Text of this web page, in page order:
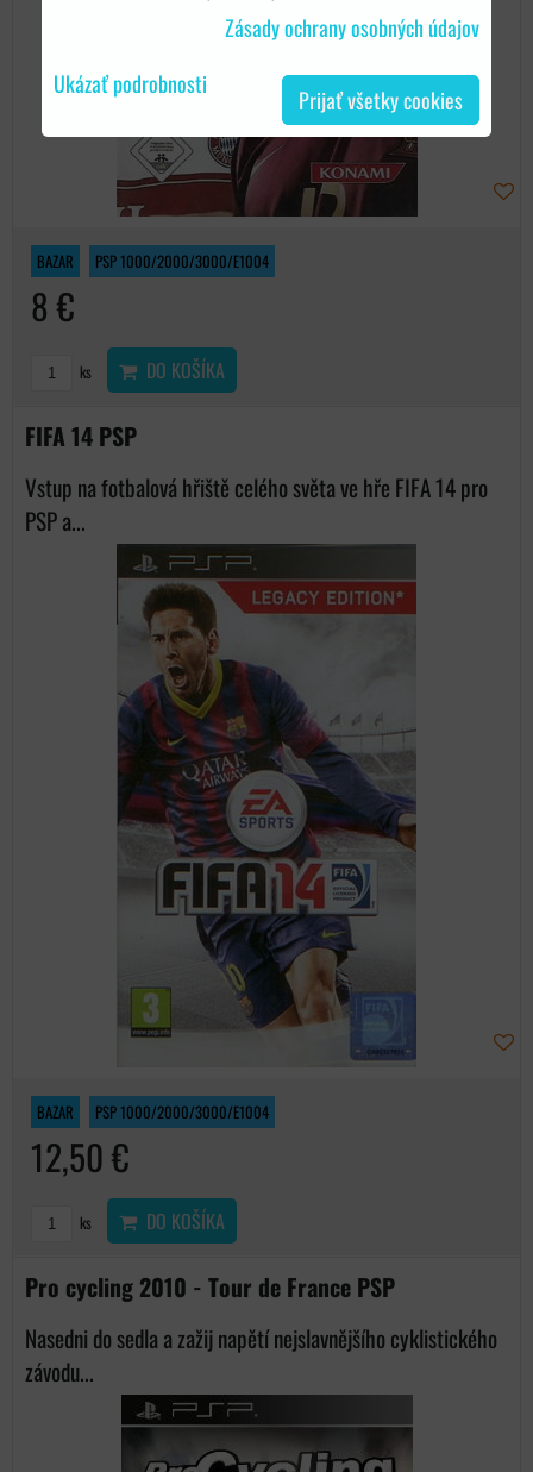
BAZAR PSP 1000/2000/3000/E1004
8 €
ks DO KOŠÍKA
FIFA 14 PSP
Vstup na fotbalová hřiště celého světa ve hře FIFA 14 pro
PSP a...
BAZAR PSP 1000/2000/3000/E1004
12,50 €
ks DO KOŠÍKA
Pro cycling 2010 - Tour de France PSP
Nasedni do sedla a zažij napětí nejslavnějšího cyklistického
závodu...
Zásady ochrany osobných údajov
Ukázať podrobnosti
Prijať všetky cookies